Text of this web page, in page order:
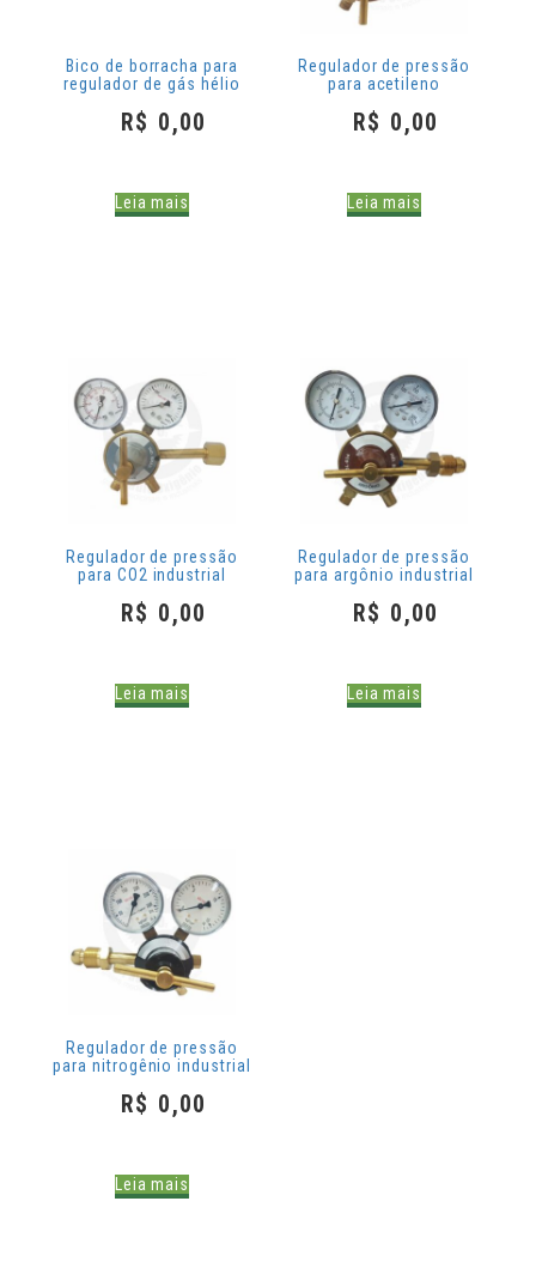
Bico de borracha para
regulador de gás hélio
R$ 0,00
Leia mais
Regulador de pressão
para acetileno
R$ 0,00
Leia mais
Regulador de pressão
para CO2 industrial
R$ 0,00
Leia mais
Regulador de pressão
para argônio industrial
R$ 0,00
Leia mais
Regulador de pressão
para nitrogênio industrial
R$ 0,00
Leia mais